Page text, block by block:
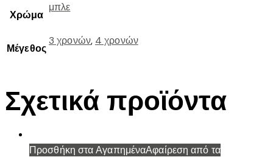
Χρώμα
μπλε
Μέγεθος
3 χρονών, 4 χρονών
Σχετικά προϊόντα
Προσθήκη στα ΑγαπημέναΑφαίρεση από τα